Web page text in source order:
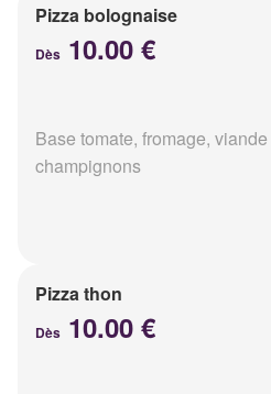
Pizza bolognaise
Dès 10.00 €
Base tomate, fromage,
champignons
Pizza thon
Dès 10.00 €